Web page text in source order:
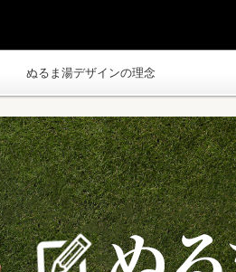
ぬるま湯デザインの理念